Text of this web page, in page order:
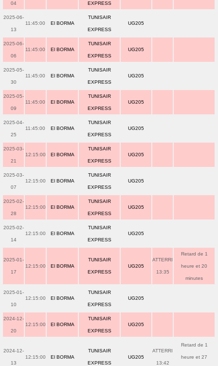
04 EXPRESS
2025-06-
13
11:45:00 El BORMA
TUNISAIR
EXPRESS
UG205
2025-06-
06
11:45:00 El BORMA
TUNISAIR
EXPRESS
UG205
2025-05-
30
11:45:00 El BORMA
TUNISAIR
EXPRESS
UG205
2025-05-
09
11:45:00 El BORMA
TUNISAIR
EXPRESS
UG205
2025-04-
25
11:45:00 El BORMA
TUNISAIR
EXPRESS
UG205
2025-03-
21
12:15:00 El BORMA
TUNISAIR
EXPRESS
UG205
2025-03-
07
12:15:00 El BORMA
TUNISAIR
EXPRESS
UG205
2025-02-
28
12:15:00 El BORMA
TUNISAIR
EXPRESS
UG205
2025-02-
14
12:15:00 El BORMA
TUNISAIR
EXPRESS
UG205
2025-01-
17
12:15:00 El BORMA
TUNISAIR
EXPRESS
UG205
ATTERRI
13:35
Retard de 1
heure et 20
minutes
2025-01-
10
12:15:00 El BORMA
TUNISAIR
EXPRESS
UG205
2024-12-
20
12:15:00 El BORMA
TUNISAIR
EXPRESS
UG205
2024-12-
13
12:15:00 El BORMA
TUNISAIR
EXPRESS
UG205
ATTERRI
13:42
Retard de 1
heure et 27